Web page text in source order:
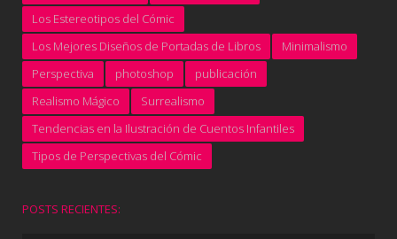
Los Estereotipos del Cómic
Los Mejores Diseños de Portadas de Libros
Minimalismo
Perspectiva
photoshop
publicación
Realismo Mágico
Surrealismo
Tendencias en la Ilustración de Cuentos Infantiles
Tipos de Perspectivas del Cómic
POSTS RECIENTES: